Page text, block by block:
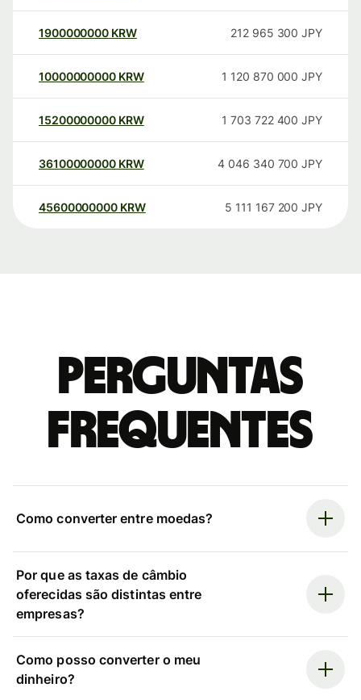
1900000000 KRW 212 965 300 JPY
10000000000 KRW 1 120 870 000 JPY
15200000000 KRW 1 703 722 400 JPY
36100000000 KRW 4 046 340 700 JPY
45600000000 KRW 5 111 167 200 JPY
Perguntas
frequentes
Como converter entre moedas?
Por que as taxas de câmbio
oferecidas são distintas entre
empresas?
Como posso converter o meu
dinheiro?